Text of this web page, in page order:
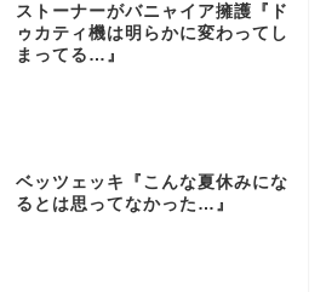
ストーナーがバニャイア擁護『ド
ゥカティ機は明らかに変わってし
まってる…』
ベッツェッキ『こんな夏休みにな
るとは思ってなかった…』